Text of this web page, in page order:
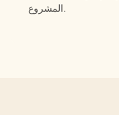
المشروع.